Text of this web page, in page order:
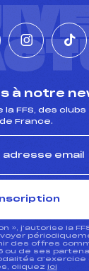
à notre
FFS, des
de France.
», j’autorise la
des offres
ou de ses
cliquez ici